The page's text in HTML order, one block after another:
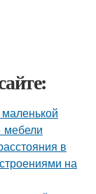
мебели
в
на